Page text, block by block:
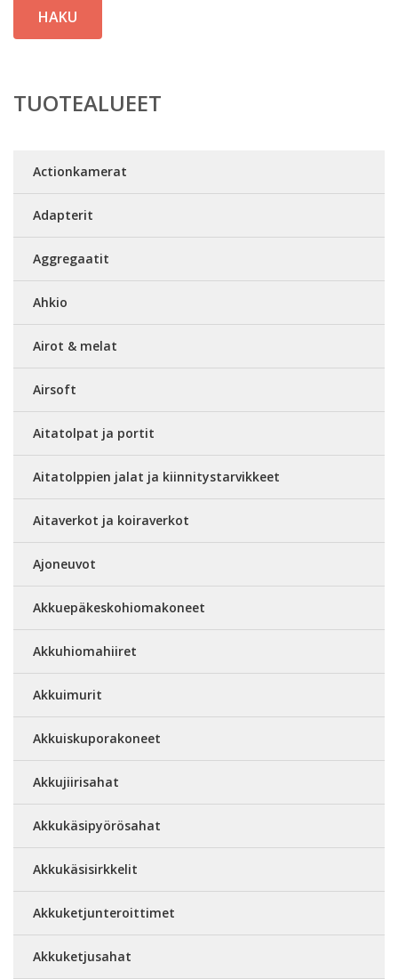
HAKU
TUOTEALUEET
Actionkamerat
Adapterit
Aggregaatit
Ahkio
Airot & melat
Airsoft
Aitatolpat ja portit
Aitatolppien jalat ja kiinnitystarvikkeet
Aitaverkot ja koiraverkot
Ajoneuvot
Akkuepäkeskohiomakoneet
Akkuhiomahiiret
Akkuimurit
Akkuiskuporakoneet
Akkujiirisahat
Akkukäsipyörösahat
Akkukäsisirkkelit
Akkuketjunteroittimet
Akkuketjusahat